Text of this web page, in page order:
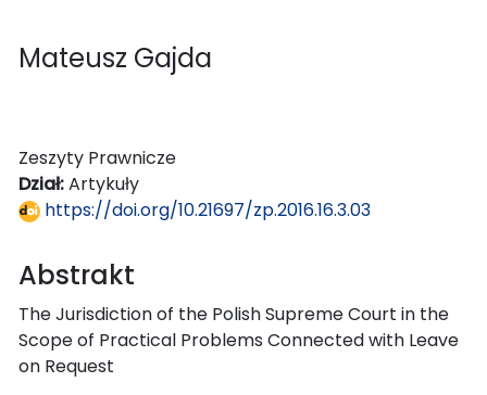
Mateusz Gajda
Zeszyty Prawnicze
Dział:Artykuły
https://doi.org/10.21697/zp.2016.16.3.03
Abstrakt
The Jurisdiction of the Polish Supreme Court in the
Scope of Practical Problems Connected with Leave
on Request